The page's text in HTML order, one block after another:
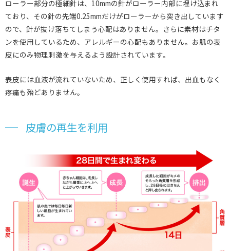
ローラー部分の極細針は、10mmの針がローラー内部に埋け込まれ
ており、その針の先端0.25mmだけがローラーから突き出しています
ので、針が抜け落ちてしまう心配はありません。さらに素材はチタ
ンを使用しているため、アレルギーの心配もありません。お肌の表
皮にのみ物理刺激を与えるよう設計されています。
表皮には血液が流れていないため、正しく使用すれば、出血もなく
疼痛も殆どありません。
皮膚の再生を利用